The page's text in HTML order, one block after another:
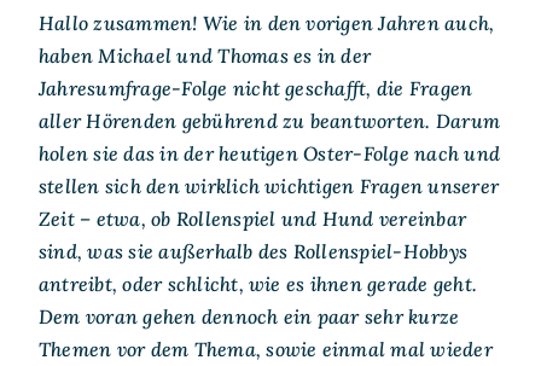
Hallo zusammen! Wie in den vorigen Jahren auch,
haben Michael und Thomas es in der
Jahresumfrage-Folge nicht geschafft, die Fragen
aller Hörenden gebührend zu beantworten. Darum
holen sie das in der heutigen Oster-Folge nach und
stellen sich den wirklich wichtigen Fragen unserer
Zeit – etwa, ob Rollenspiel und Hund vereinbar
sind, was sie außerhalb des Rollenspiel-Hobbys
antreibt, oder schlicht, wie es ihnen gerade geht.
Dem voran gehen dennoch ein paar sehr kurze
Themen vor dem Thema, sowie einmal mal wieder